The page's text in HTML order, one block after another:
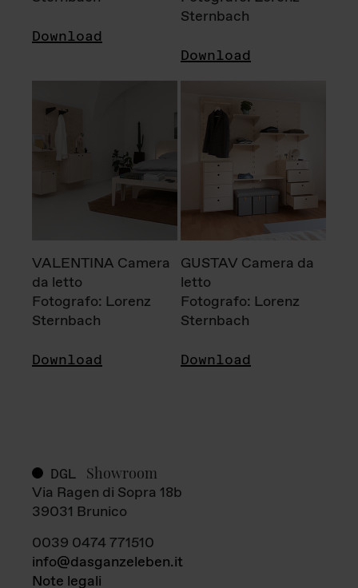
Download
Sternbach
Download
VALENTINA Camera
da letto
Fotografo: Lorenz
Sternbach
Download
GUSTAV Camera da
letto
Fotografo: Lorenz
Sternbach
Download
DGL Showroom
Via Ragen di Sopra 18b
39031 Brunico
0039 0474 771510
info@dasganzeleben.it
Note legali